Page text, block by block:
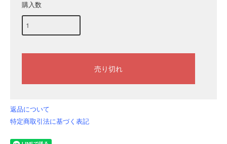
購入数
返品について
特定商取引法に基づく表記